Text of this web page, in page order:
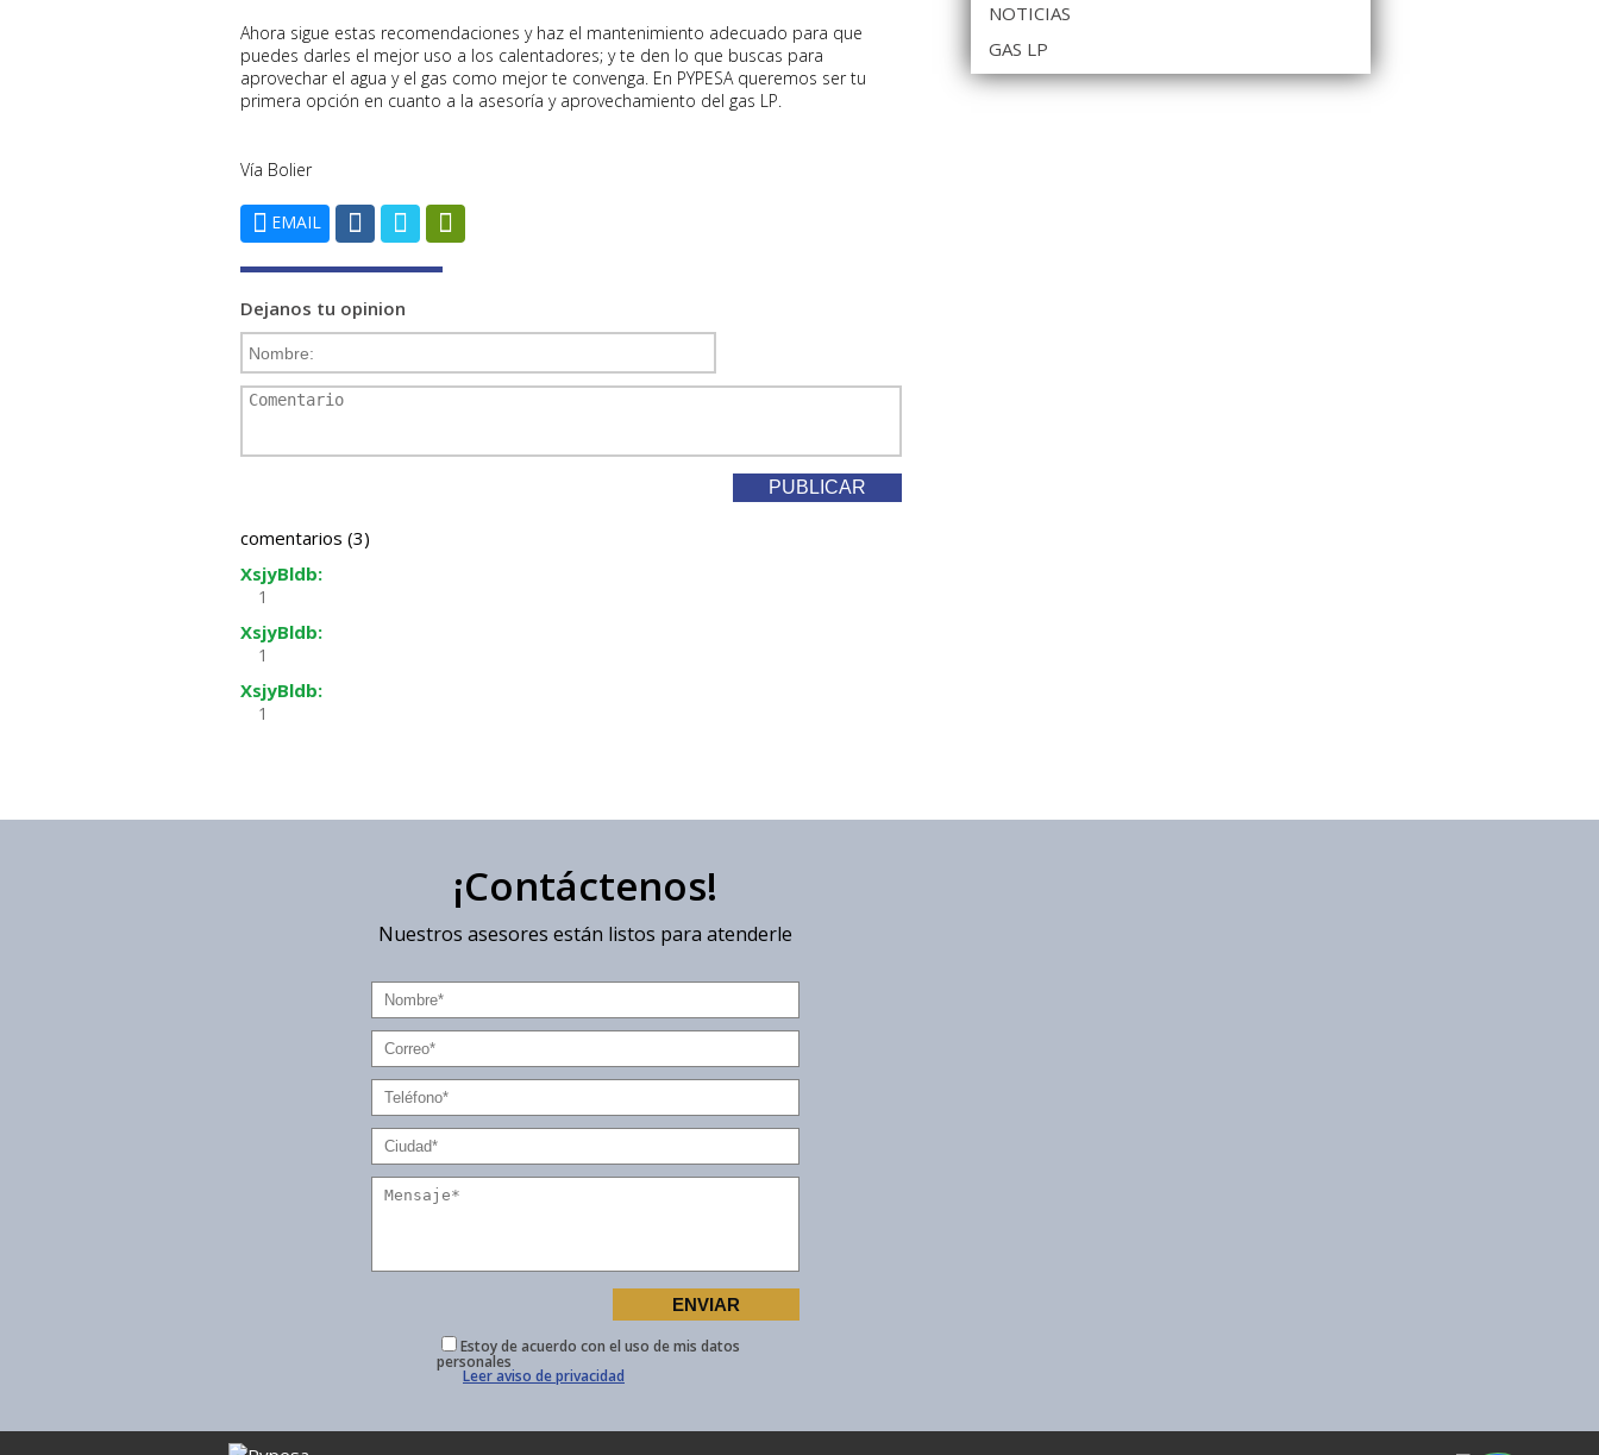
Ahora sigue estas recomendaciones y haz el mantenimiento adecuado para que
puedes darles el mejor uso a los calentadores; y te den lo que buscas para
aprovechar el agua y el gas como mejor te convenga. En PYPESA queremos ser tu
primera opción en cuanto a la asesoría y aprovechamiento del gas LP.
Vía Bolier
EMAIL
Dejanos tu opinion
comentarios (3)
XsjyBldb:
1
XsjyBldb:
1
XsjyBldb:
1
NOTICIAS
GAS LP
¡Contáctenos!
Nuestros asesores están listos para atenderle
Estoy de acuerdo con el uso de mis datos
personales
Leer aviso de privacidad